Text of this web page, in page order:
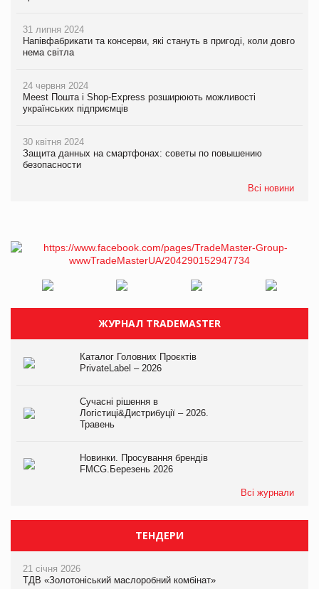
31 липня 2024
Напівфабрикати та консерви, які стануть в пригоді, коли довго
нема світла
24 червня 2024
Meest Пошта і Shop-Express розширюють можливості
українських підприємців
30 квітня 2024
Защита данных на смартфонах: советы по повышению
безопасности
Всі новини
ЖУРНАЛ TRADEMASTER
Каталог Головних Проєктів
PrivateLabel – 2026
Сучасні рішення в
Логістиці&Дистрибуції – 2026.
Травень
Новинки. Просування брендів
FMCG.Березень 2026
Всі журнали
ТЕНДЕРИ
21 січня 2026
ТДВ «Золотоніський маслоробний комбінат»